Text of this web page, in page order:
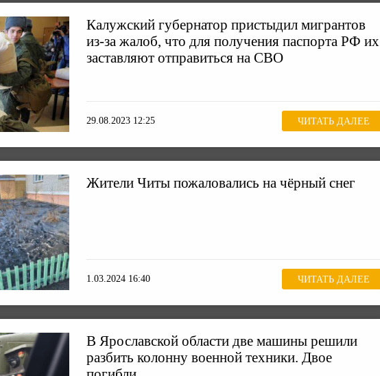
Калужский губернатор пристыдил мигрантов
из-за жалоб, что для получения паспорта РФ их
заставляют отправиться на СВО
29.08.2023 12:25 ЧИТАТЬ ДАЛЕЕ
Жители Читы пожаловались на чёрный снег
1.03.2024 16:40 ЧИТАТЬ ДАЛЕЕ
В Ярославской области две машины решили
разбить колонну военной техники. Двое